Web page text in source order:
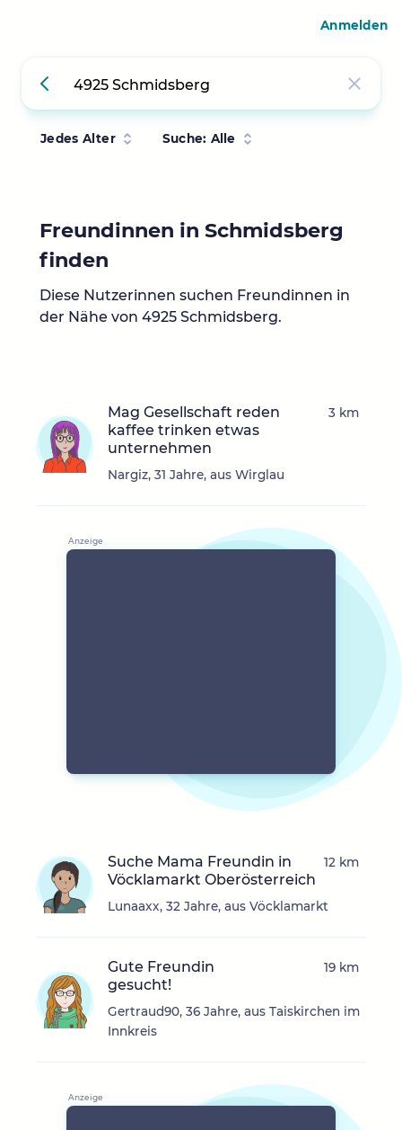
Jedes Alter Suche: Alle
Freundinnen in Schmidsberg
finden
Diese Nutzerinnen suchen Freundinnen in
der Nähe von 4925 Schmidsberg.
Mag Gesellschaft reden
kaffee trinken etwas
unternehmen
Nargiz, 31 Jahre, aus Wirglau
3 km
Suche Mama Freundin in
Vöcklamarkt Oberösterreich
Lunaaxx, 32 Jahre, aus Vöcklamarkt
12 km
Gute Freundin
gesucht!
Gertraud90, 36 Jahre, aus Taiskirchen im
Innkreis
19 km
Anmelden